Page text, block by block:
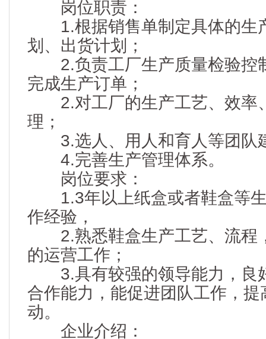
岗位职责：
1.根据销售单制定具体的生
划、出货计划；
2.负责工厂生产质量检验控
完成生产订单；
2.对工厂的生产工艺、效率
理；
3.选人、用人和育人等团队
4.完善生产管理体系。
岗位要求：
1.3年以上纸盒或者鞋盒等生
作经验，
2.熟悉鞋盒生产工艺、流程
的运营工作；
3.具有较强的领导能力，良
合作能力，能促进团队工作，
动。
企业介绍：